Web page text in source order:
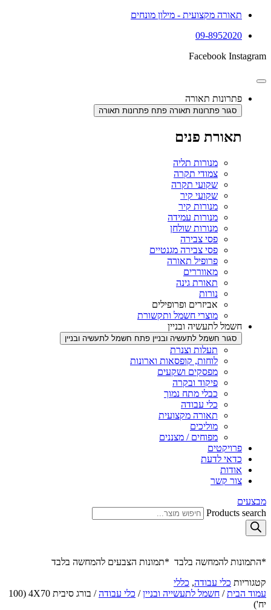
תאורה מקצועית - מילון מונחים
09-8952020
Facebook Instagram
פתרונות תאורה
סגור פתרונות תאורה פתח פתרונות תאורה
תאורת פנים
מנורות תליה
צמודי תקרה
שקועי תקרה
שקועי קיר
מנורות קיר
מנורות עמידה
מנורות שולחן
פסי צבירה
פסי צבירה מגנטיים
פרופיל תאורה
מאווררים
תאורת גינה
נורות
אביזרים ופרופילים
מוצרי חשמל ותקשורת
חשמל לתעשיה ובניין
סגור חשמל לתעשיה ובניין פתח חשמל לתעשיה ובניין
תעלות וצנרת
לוחות, קופסאות וארונות
מפסקים ושקעים
פיקוד ובקרה
כבלי מתח נמוך
כלי עבודה
תאורה מקצועית
מוליכים
מפוחים / מצננים
פרויקטים
כדאי לדעת
אודות
צור קשר
מבצעים
Products search
*התמונות להמחשה בלבד *תמונות הצבעים להמחשה בלבד
קטגוריות כלי עבודה, כללי
עמוד הבית/ חשמל לתעשייה ובניין/ כלי עבודה
/ בורג סיבית 4X70 (100
יח')